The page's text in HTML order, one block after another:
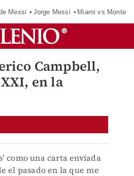
Messi Jorge Messi Miami vs
Campbell,
en la
como una carta enviada
el pasado en la que me